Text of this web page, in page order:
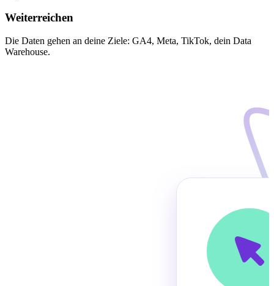
Weiterreichen
Die Daten gehen an deine Ziele: GA4, Meta, TikTok, dein Data
Warehouse.